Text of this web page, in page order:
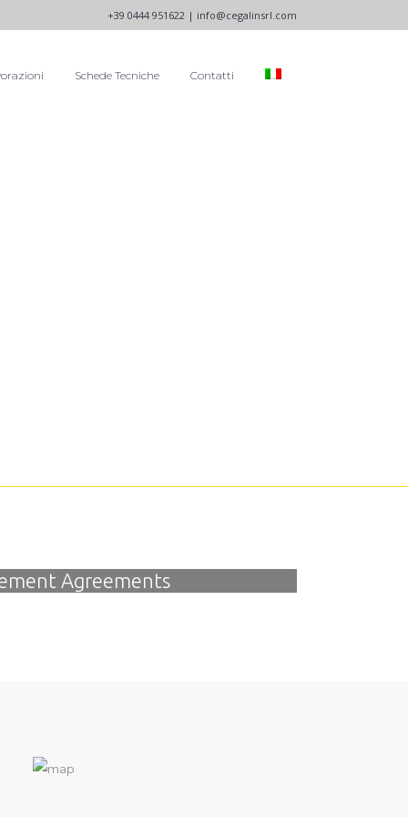
+39 0444 951622 | info@cegalinsrl.com
Schede Tecniche Contatti
Agreements